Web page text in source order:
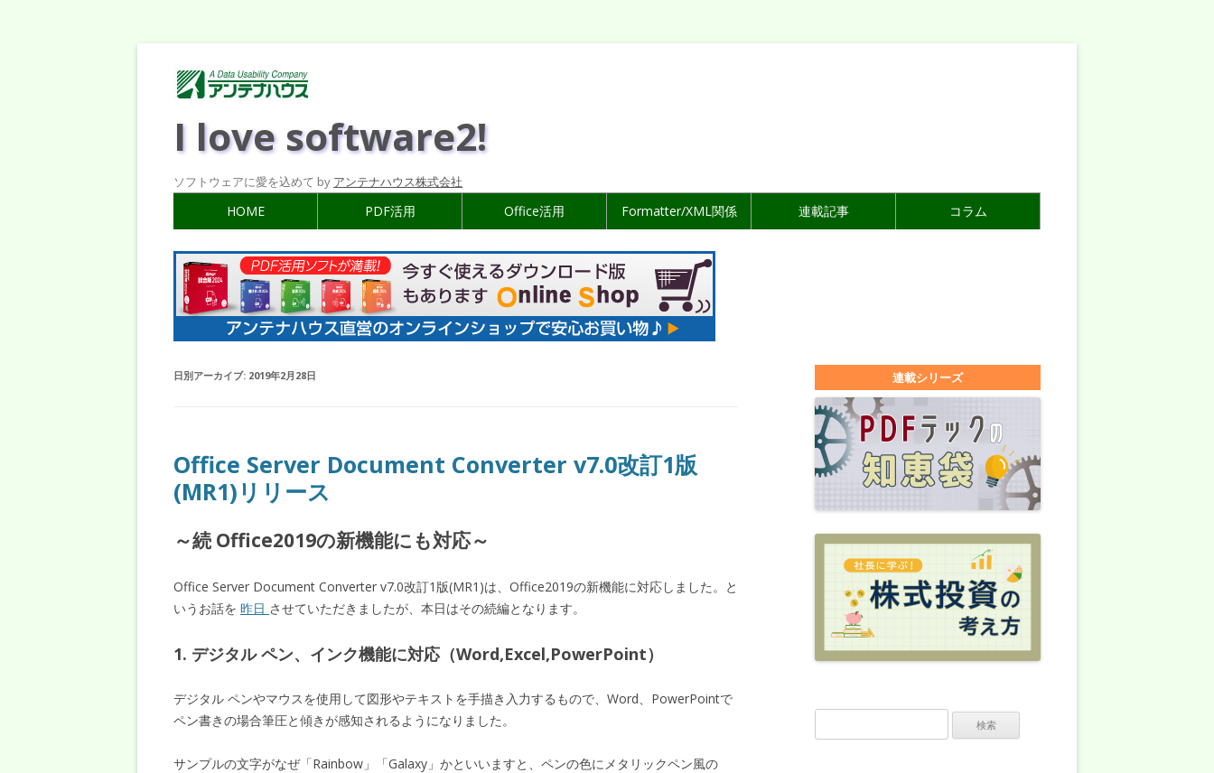
I love software2!
ソフトウェアに愛を込めて by アンテナハウス株式会社
HOME PDF活用 Office活用 Formatter/XML関係 連載記事 コラム
日別アーカイブ: 2019年2月28日
Office Server Document Converter v7.0改訂1版
(MR1)リリース
～続 Office2019の新機能にも対応～
Office Server Document Converter v7.0改訂1版(MR1)は、Office2019の新機能に対応しました。と
いうお話を 昨日 させていただきましたが、本日はその続編となります。
1. デジタル ペン、インク機能に対応（Word,Excel,PowerPoint）
デジタル ペンやマウスを使用して図形やテキストを手描き入力するもので、Word、PowerPointで
ペン書きの場合筆圧と傾きが感知されるようになりました。
サンプルの文字がなぜ「Rainbow」「Galaxy」かといいますと、ペンの色にメタリックペン風の
連載シリーズ